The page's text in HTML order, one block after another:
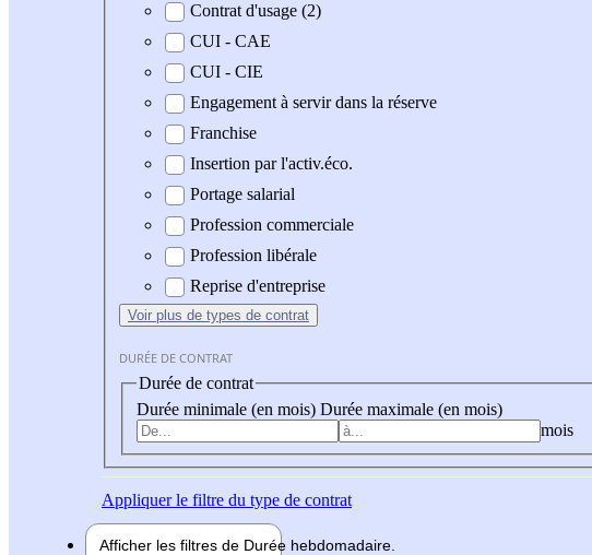
Contrat d'usage (2)
CUI - CAE
CUI - CIE
Engagement à servir dans la réserve
Franchise
Insertion par l'activ.éco.
Portage salarial
Profession commerciale
Profession libérale
Reprise d'entreprise
Voir plus de types de contrat
DURÉE DE CONTRAT
Durée de contrat
Durée minimale (en mois) Durée maximale (en mois)
mois
Appliquerle filtre du type de contrat
Afficher les filtres de Durée hebdomadaire